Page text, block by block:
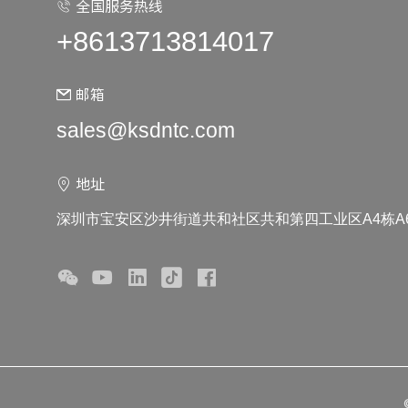
全国服务热线
+8613713814017
邮箱
sales@ksdntc.com
地址
深圳市宝安区沙井街道共和社区共和第四工业区A4栋